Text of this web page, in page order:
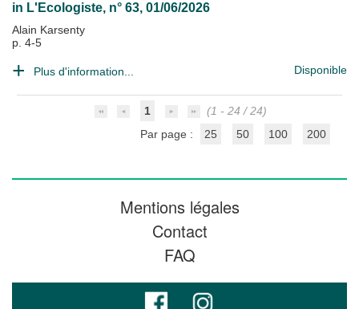
in L'Ecologiste, n° 63, 01/06/2026
Alain Karsenty
p. 4-5
Plus d'information... Disponible
1
(1 - 24 / 24)
Par page :
25 50 100 200
Mentions légales
Contact
FAQ